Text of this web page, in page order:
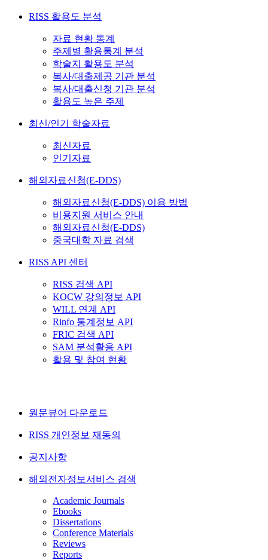
RISS 활용도 분석
자료 현황 통계
주제별 활용통계 분석
학술지 활용도 분석
복사/대출제공 기관 분석
복사/대출신청 기관 분석
활용도 높은 주제
최신/인기 학술자료
최신자료
인기자료
해외자료신청(E-DDS)
해외자료신청(E-DDS) 이용 방법
비용지원 서비스 안내
해외자료신청(E-DDS)
중국대학 자료 검색
RISS API 센터
RISS 검색 API
KOCW 강의정보 API
WILL 연계 API
Rinfo 통계정보 API
FRIC 검색 API
SAM 분석활용 API
활용 및 참여 현황
원문뷰어 다운로드
RISS 개인정보 재동의
공지사항
해외전자정보서비스 검색
Academic Journals
Ebooks
Dissertations
Conference Materials
Reviews
Reports